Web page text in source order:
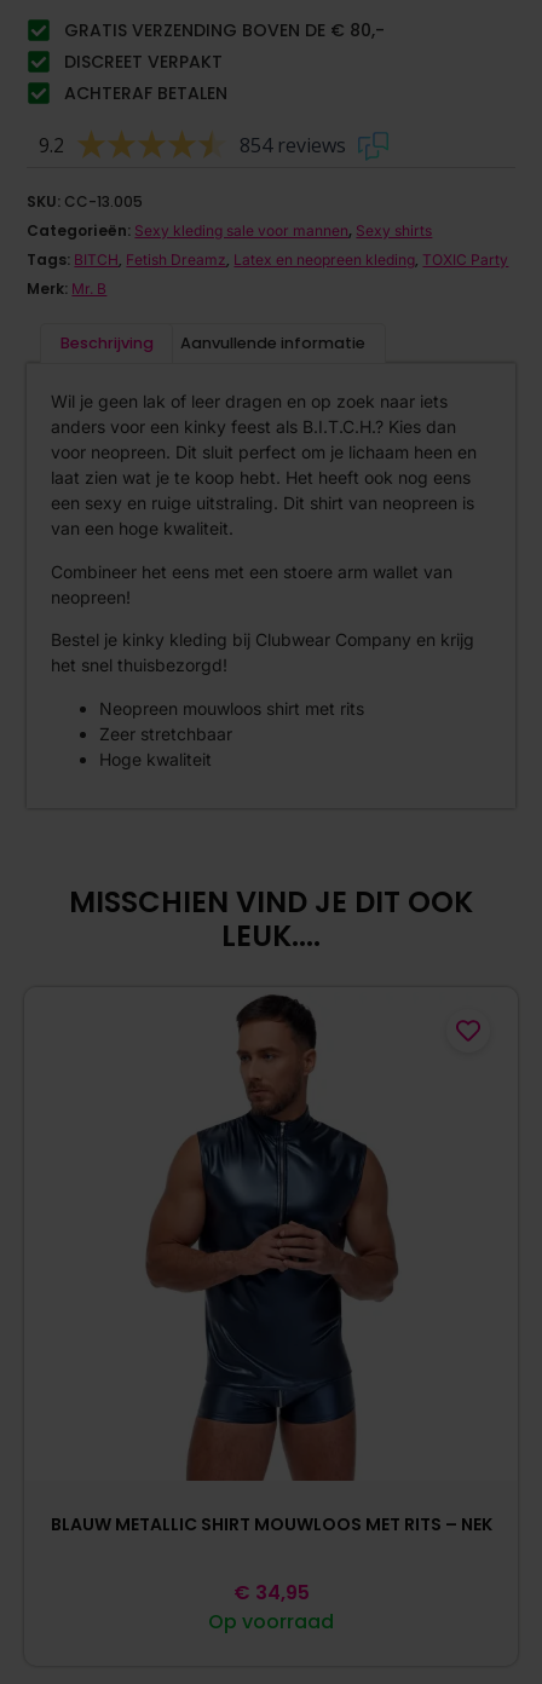
GRATIS VERZENDING BOVEN DE € 80,-
DISCREET VERPAKT
ACHTERAF BETALEN
9.2 854 reviews
SKU: CC-13.005
Categorieën: Sexy kleding sale voor mannen, Sexy shirts
Tags: BITCH, Fetish Dreamz, Latex en neopreen kleding, TOXIC Party
Merk: Mr. B
Beschrijving Aanvullende informatie
Wil je geen lak of leer dragen en op zoek naar iets
anders voor een kinky feest als B.I.T.C.H.? Kies dan
voor neopreen. Dit sluit perfect om je lichaam heen en
laat zien wat je te koop hebt. Het heeft ook nog eens
een sexy en ruige uitstraling. Dit shirt van neopreen is
van een hoge kwaliteit.
Combineer het eens met een stoere arm wallet van
neopreen!
Bestel je kinky kleding bij Clubwear Company en krijg
het snel thuisbezorgd!
Neopreen mouwloos shirt met rits
Zeer stretchbaar
Hoge kwaliteit
MISSCHIEN VIND JE DIT OOK
LEUK....
BLAUW METALLIC SHIRT MOUWLOOS MET RITS – NEK
Op voorraad
€ 34,95